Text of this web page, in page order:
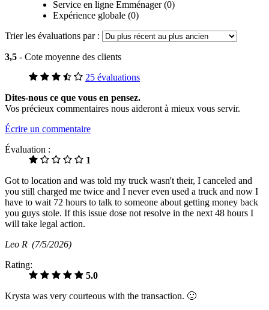
Service en ligne Emménager (0)
Expérience globale (0)
Trier les évaluations par :
3,5 - Cote moyenne des clients
25 évaluations
Dites-nous ce que vous en pensez.
Vos précieux commentaires nous aideront à mieux vous servir.
Écrire un commentaire
Évaluation :
1
Got to location and was told my truck wasn't their, I canceled and
you still charged me twice and I never even used a truck and now I
have to wait 72 hours to talk to someone about getting money back
you guys stole. If this issue dose not resolve in the next 48 hours I
will take legal action.
Leo R (7/5/2026)
Rating:
5.0
Krysta was very courteous with the transaction. 🙂